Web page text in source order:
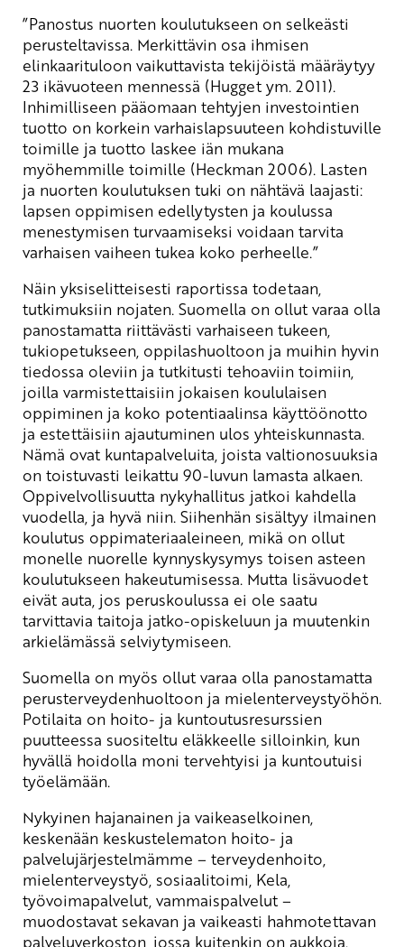
”Panostus nuorten koulutukseen on selkeästi
perusteltavissa. Merkittävin osa ihmisen
elinkaarituloon vaikuttavista tekijöistä määräytyy
23 ikävuoteen mennessä (Hugget ym. 2011).
Inhimilliseen pääomaan tehtyjen investointien
tuotto on korkein varhaislapsuuteen kohdistuville
toimille ja tuotto laskee iän mukana
myöhemmille toimille (Heckman 2006). Lasten
ja nuorten koulutuksen tuki on nähtävä laajasti:
lapsen oppimisen edellytysten ja koulussa
menestymisen turvaamiseksi voidaan tarvita
varhaisen vaiheen tukea koko perheelle.”
Näin yksiselitteisesti raportissa todetaan,
tutkimuksiin nojaten. Suomella on ollut varaa olla
panostamatta riittävästi varhaiseen tukeen,
tukiopetukseen, oppilashuoltoon ja muihin hyvin
tiedossa oleviin ja tutkitusti tehoaviin toimiin,
joilla varmistettaisiin jokaisen koululaisen
oppiminen ja koko potentiaalinsa käyttöönotto
ja estettäisiin ajautuminen ulos yhteiskunnasta.
Nämä ovat kuntapalveluita, joista valtionosuuksia
on toistuvasti leikattu 90-luvun lamasta alkaen.
Oppivelvollisuutta nykyhallitus jatkoi kahdella
vuodella, ja hyvä niin. Siihenhän sisältyy ilmainen
koulutus oppimateriaaleineen, mikä on ollut
monelle nuorelle kynnyskysymys toisen asteen
koulutukseen hakeutumisessa. Mutta lisävuodet
eivät auta, jos peruskoulussa ei ole saatu
tarvittavia taitoja jatko-opiskeluun ja muutenkin
arkielämässä selviytymiseen.
Suomella on myös ollut varaa olla panostamatta
perusterveydenhuoltoon ja mielenterveystyöhön.
Potilaita on hoito- ja kuntoutusresurssien
puutteessa suositeltu eläkkeelle silloinkin, kun
hyvällä hoidolla moni tervehtyisi ja kuntoutuisi
työelämään.
Nykyinen hajanainen ja vaikeaselkoinen,
keskenään keskustelematon hoito- ja
palvelujärjestelmämme – terveydenhoito,
mielenterveystyö, sosiaalitoimi, Kela,
työvoimapalvelut, vammaispalvelut –
muodostavat sekavan ja vaikeasti hahmotettavan
palveluverkoston, jossa kuitenkin on aukkoja.